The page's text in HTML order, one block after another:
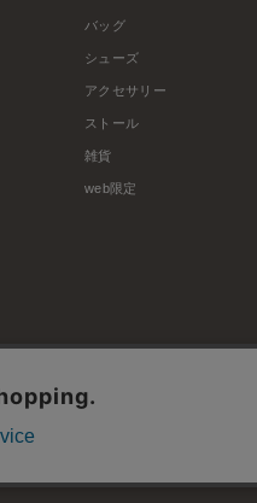
バッグ
シューズ
アクセサリー
ストール
雑貨
web限定